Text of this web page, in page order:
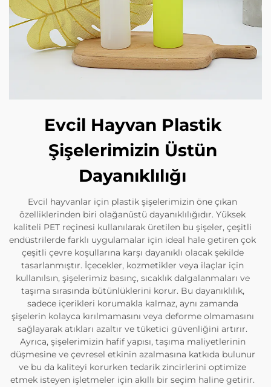
Evcil Hayvan Plastik
Şişelerimizin Üstün
Dayanıklılığı
Evcil hayvanlar için plastik şişelerimizin öne çıkan
özelliklerinden biri olağanüstü dayanıklılığıdır. Yüksek
kaliteli PET reçinesi kullanılarak üretilen bu şişeler, çeşitli
endüstrilerde farklı uygulamalar için ideal hale getiren çok
çeşitli çevre koşullarına karşı dayanıklı olacak şekilde
tasarlanmıştır. İçecekler, kozmetikler veya ilaçlar için
kullanılsın, şişelerimiz basınç, sıcaklık dalgalanmaları ve
taşıma sırasında bütünlüklerini korur. Bu dayanıklılık,
sadece içerikleri korumakla kalmaz, aynı zamanda
şişelerin kolayca kırılmamasını veya deforme olmamasını
sağlayarak atıkları azaltır ve tüketici güvenliğini artırır.
Ayrıca, şişelerimizin hafif yapısı, taşıma maliyetlerinin
düşmesine ve çevresel etkinin azalmasına katkıda bulunur
ve bu da kaliteyi korurken tedarik zincirlerini optimize
etmek isteyen işletmeler için akıllı bir seçim haline getirir.